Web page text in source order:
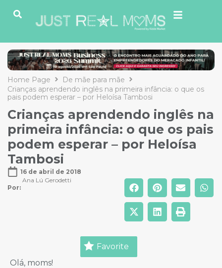
Home Page
De mãe para mãe
Crianças aprendendo inglês na primeira infância: o que os
pais podem esperar – por Heloísa Tambosi
Crianças aprendendo inglês na
primeira infância: o que os pais
podem esperar – por Heloísa
Tambosi
16 de abril de 2018
Por:
Ana Lú Gerodetti
Favorite
Olá, moms!